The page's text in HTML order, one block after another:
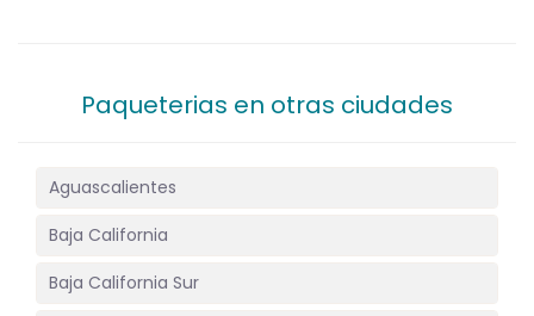
Paqueterias en otras ciudades
Aguascalientes
Baja California
Baja California Sur